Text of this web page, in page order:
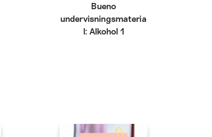
Bueno
undervisningsmateria
l: Alkohol 1